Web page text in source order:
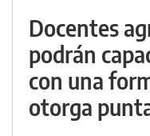
Docentes
podrán
con una
otorga